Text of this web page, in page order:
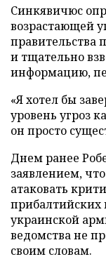
Синкявичюс
возрастающей
правительства
и тщательно
информацию,
«Я хотел бы
уровень угроз
он просто
Днем ранее
заявлением,
атаковать
прибалтийских
украинской
ведомства не
своим словам.